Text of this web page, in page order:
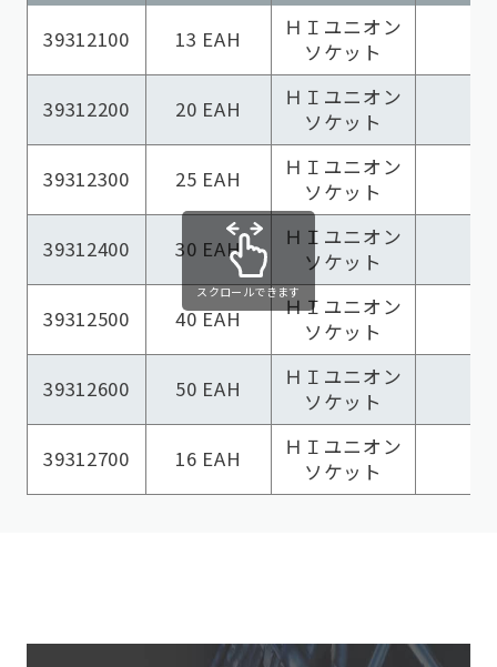
39312100
13 EAH
ＨＩユニオン
ソケット
39312200 20 EAH
ＨＩユニオン
ソケット
39312300 25 EAH
ＨＩユニオン
ソケット
39312400 30 EAH
ＨＩユニオン
ソケット
39312500 40 EAH
ＨＩユニオン
ソケット
39312600 50 EAH
ＨＩユニオン
ソケット
39312700 16 EAH
ＨＩユニオン
ソケット
スクロールできます